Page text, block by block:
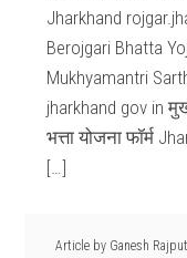
Jharkhand
Berojgari Bhatta
Mukhyamantri
jharkhand gov in
भत्ता योजना फॉर्म
[…]
Article by Ganesh Rajput